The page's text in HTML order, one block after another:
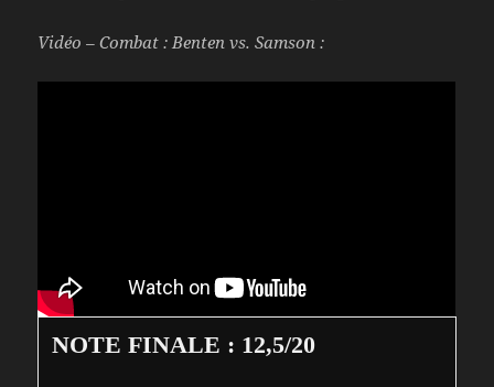
Vidéo – Combat : Benten vs. Samson :
NOTE FINALE : 12,5/20